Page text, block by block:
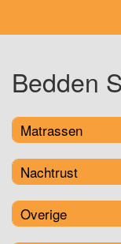
Bedden
Matrassen
Nachtrust
Overige